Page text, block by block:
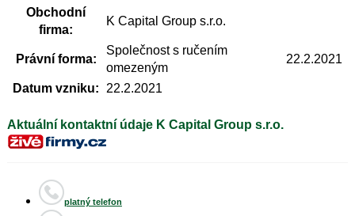
Obchodní
firma:
K Capital Group s.r.o.
Právní forma:
Společnost s ručením
omezeným
22.2.2021
Datum vzniku: 22.2.2021
Aktuální kontaktní údaje K Capital Group s.r.o.
platný telefon